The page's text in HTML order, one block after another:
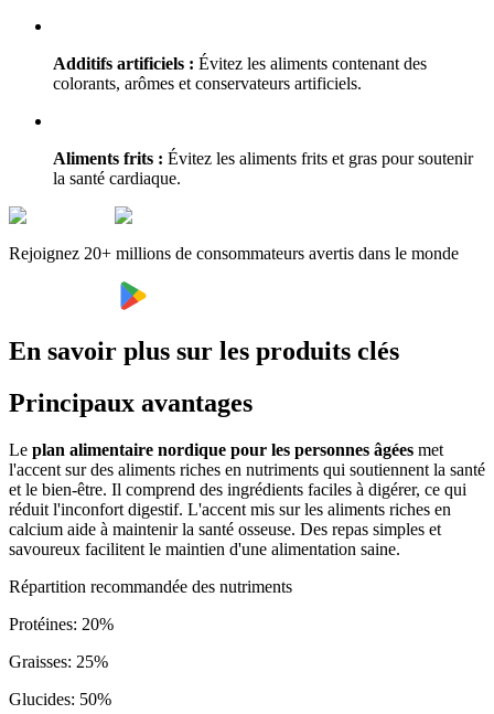
Additifs artificiels : Évitez les aliments contenant des
colorants, arômes et conservateurs artificiels.
Aliments frits : Évitez les aliments frits et gras pour soutenir
la santé cardiaque.
Rejoignez 20+ millions de consommateurs avertis dans le monde
En savoir plus sur les produits clés
Principaux avantages
Le plan alimentaire nordique pour les personnes âgées met
l'accent sur des aliments riches en nutriments qui soutiennent la santé
et le bien-être. Il comprend des ingrédients faciles à digérer, ce qui
réduit l'inconfort digestif. L'accent mis sur les aliments riches en
calcium aide à maintenir la santé osseuse. Des repas simples et
savoureux facilitent le maintien d'une alimentation saine.
Répartition recommandée des nutriments
Protéines: 20%
Graisses: 25%
Glucides: 50%